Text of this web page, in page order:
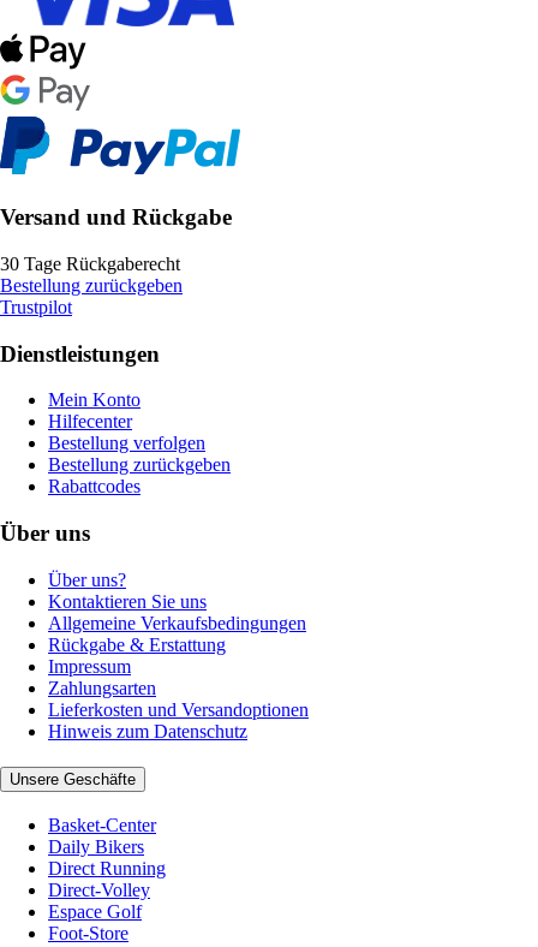
Versand und Rückgabe
30 Tage Rückgaberecht
Bestellung zurückgeben
Trustpilot
Dienstleistungen
Mein Konto
Hilfecenter
Bestellung verfolgen
Bestellung zurückgeben
Rabattcodes
Über uns
Über uns?
Kontaktieren Sie uns
Allgemeine Verkaufsbedingungen
Rückgabe & Erstattung
Impressum
Zahlungsarten
Lieferkosten und Versandoptionen
Hinweis zum Datenschutz
Unsere Geschäfte
Basket-Center
Daily Bikers
Direct Running
Direct-Volley
Espace Golf
Foot-Store